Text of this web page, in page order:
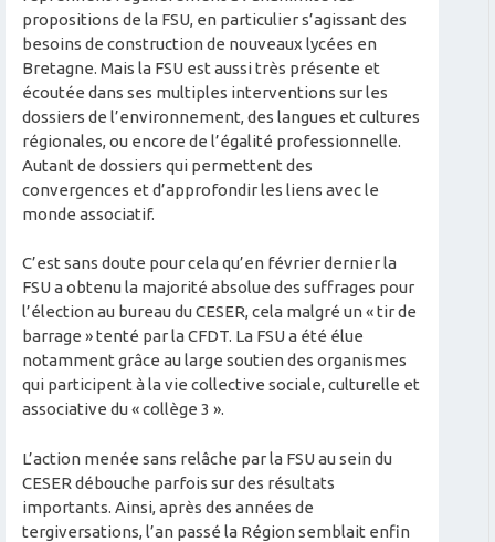
propositions de la FSU, en particulier s’agissant des
besoins de construction de nouveaux lycées en
Bretagne. Mais la FSU est aussi très présente et
écoutée dans ses multiples interventions sur les
dossiers de l’environnement, des langues et cultures
régionales, ou encore de l’égalité professionnelle.
Autant de dossiers qui permettent des
convergences et d’approfondir les liens avec le
monde associatif.
C’est sans doute pour cela qu’en février dernier la
FSU a obtenu la majorité absolue des suffrages pour
l’élection au bureau du CESER, cela malgré un « tir de
barrage » tenté par la CFDT. La FSU a été élue
notamment grâce au large soutien des organismes
qui participent à la vie collective sociale, culturelle et
associative du « collège 3 ».
L’action menée sans relâche par la FSU au sein du
CESER débouche parfois sur des résultats
importants. Ainsi, après des années de
tergiversations, l’an passé la Région semblait enfin